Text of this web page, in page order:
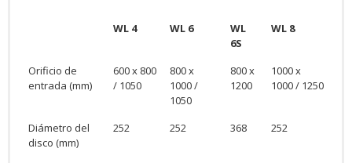
WL 4 WL 6
WL
6S
WL 8
Orificio de
entrada (mm)
600 x 800
/ 1050
800 x
1000 /
1050
800 x
1200
1000 x
1000 / 1250
Diámetro del
disco (mm)
252 252 368 252